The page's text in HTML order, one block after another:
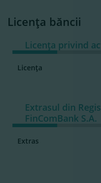
Licenţa băncii
Licenţa privind
Licenţa
Extrasul din
FinComBank S.A.
Extras